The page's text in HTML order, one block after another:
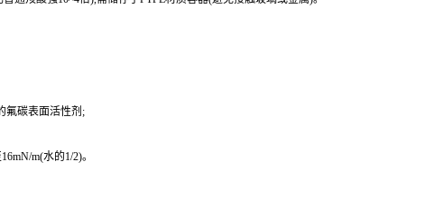
氟碳表面活性剂;
m(水的1/2)。